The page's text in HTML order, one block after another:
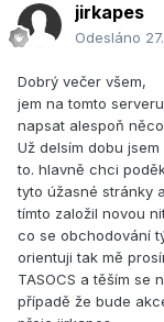
jirkapes
Odesláno
Dobrý večer všem,
jem na tomto
napsat alespoň
Už delsím dobu
to. hlavně chci
tyto úžasné stránky
tímto založil novou
co se obchodování
orientuji tak mě
TASOCS a těším se
případě že bude